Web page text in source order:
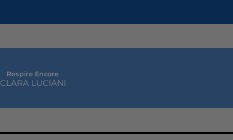
Respire Encore
CLARA LUCIANI